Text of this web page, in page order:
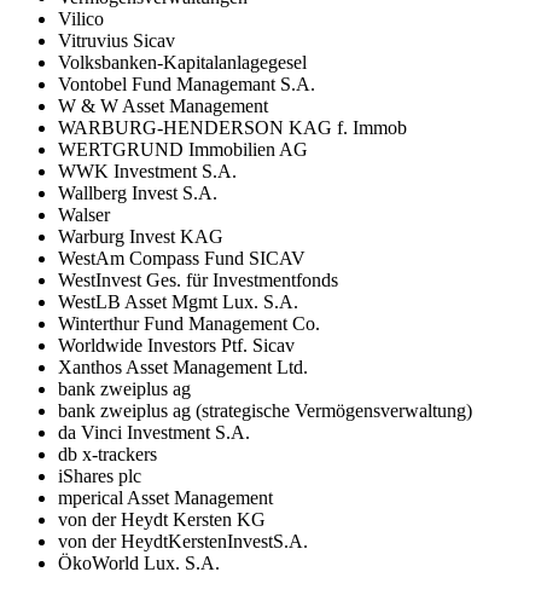
Vilico
Vitruvius Sicav
Volksbanken-Kapitalanlagegesel
Vontobel Fund Managemant S.A.
W & W Asset Management
WARBURG-HENDERSON KAG f. Immob
WERTGRUND Immobilien AG
WWK Investment S.A.
Wallberg Invest S.A.
Walser
Warburg Invest KAG
WestAm Compass Fund SICAV
WestInvest Ges. für Investmentfonds
WestLB Asset Mgmt Lux. S.A.
Winterthur Fund Management Co.
Worldwide Investors Ptf. Sicav
Xanthos Asset Management Ltd.
bank zweiplus ag
bank zweiplus ag (strategische Vermögensverwaltung)
da Vinci Investment S.A.
db x-trackers
iShares plc
mperical Asset Management
von der Heydt Kersten KG
von der HeydtKerstenInvestS.A.
ÖkoWorld Lux. S.A.